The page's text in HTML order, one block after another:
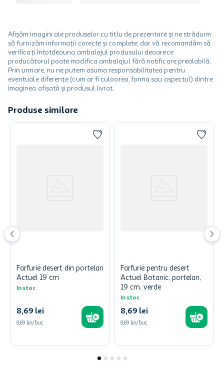
Afișăm imagini ale produselor cu titlu de prezentare și ne străduim
să furnizăm informații corecte și complete, dar vă recomandăm să
verificați întotdeauna ambalajul produsului deoarece
producătorul poate modifica ambalajul fără notificare prealabilă.
Prin urmare, nu ne putem asuma responsabilitatea pentru
eventuale diferențe (cum ar fi culoarea, forma sau aspectul) dintre
imaginea afișată și produsul livrat.
Produse similare
Farfurie desert din portelan
Actuel 19 cm
In stoc
8,69 lei
8,69 lei/buc
Farfurie pentru desert
Actuel Botanic, portelan,
19 cm, verde
In stoc
8,69 lei
8,69 lei/buc